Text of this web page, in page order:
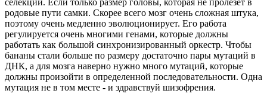
родовые пути самки. Скорее всего мозг очень сложная штука,
поэтому очень медленно эволюционирует. Его работа
регулируется очень многими генами, которые должны
работать как большой синхронизированный оркестр. Чтобы
бананы стали больше по размеру достаточно пары мутаций в
ДНК, а для мозга наверно нужно много мутаций, которые
должны произойти в определенной последовательности. Одна
мутация не в том месте - и здравствуй шизофрения.